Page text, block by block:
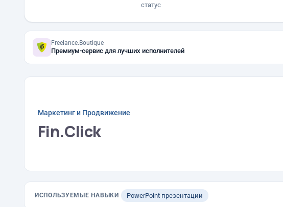
статус
Freelance.Boutique
Премиум-сервис для лучших исполнителей
Маркетинг и Продвижение
Fin.Click
ИСПОЛЬЗУЕМЫЕ НАВЫКИ PowerPoint презентации